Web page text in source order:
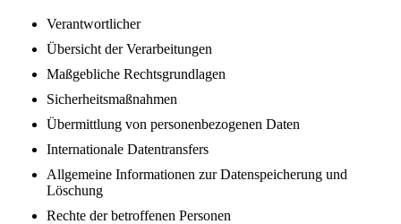
Verantwortlicher
Übersicht der Verarbeitungen
Maßgebliche Rechtsgrundlagen
Sicherheitsmaßnahmen
Übermittlung von personenbezogenen Daten
Internationale Datentransfers
Allgemeine Informationen zur Datenspeicherung und
Löschung
Rechte der betroffenen Personen